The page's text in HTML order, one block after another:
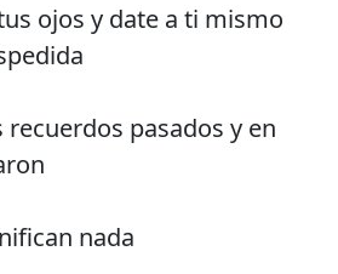
ojos y date a ti mismo
recuerdos pasados y en
nada